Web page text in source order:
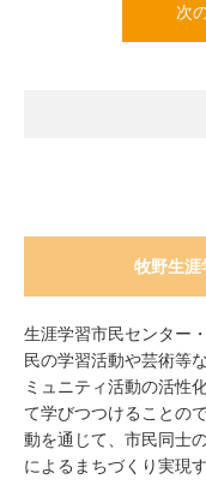
次
牧野生涯
生涯学習市民センター
民の学習活動や芸術等
ミュニティ活動の活性
て学びつつけることの
動を通じて、市民同士
によるまちづくり実現